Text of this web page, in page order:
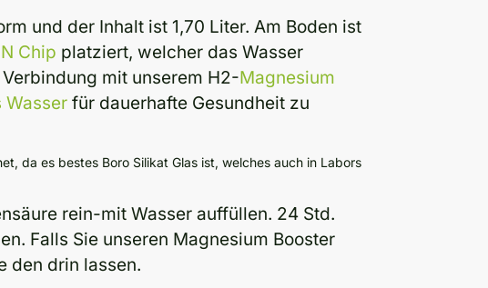
und der Inhalt ist 1,70 Liter. Am Boden ist
Chip platziert, welcher das Wasser
mit unserem H2-Magnesium
Wasserfür dauerhafte Gesundheit zu
da es bestes Boro Silikat Glas ist, welches auch in Labors
rein-mit Wasser auffüllen. 24 Std.
Falls Sie unseren Magnesium Booster
den drin lassen.